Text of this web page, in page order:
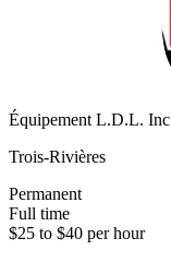
Équipement L.D.L.
Trois-Rivières
Permanent
Full time
$25 to $40 per hour